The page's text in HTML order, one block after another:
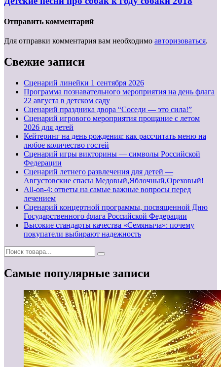
Отправить комментарий
Для отправки комментария вам необходимо авторизоваться.
Свежие записи
Cценарий линейки 1 сентября 2026
Программа познавательного мероприятия на день флага
22 августа в детском саду
Сценарий праздника двора “Соседи — это сила!”
Сценарий игрового мероприятия прощание с летом
2026 для детей
Кейтеринг на день рождения: как рассчитать меню на
любое количество гостей
Сценарий игры викторины — символы Российской
Федерации
Сценарий летнего развлечения для детей —
Августовские спасы Медовый,Яблочный,Ореховый!
All-on-4: ответы на самые важные вопросы перед
лечением
Сценарий концертной программы, посвященной Дню
Государственного флага Российской Федерации
Высокие стандарты качества «Семяныча»: почему
покупатели выбирают надежность
Самые популярные записи